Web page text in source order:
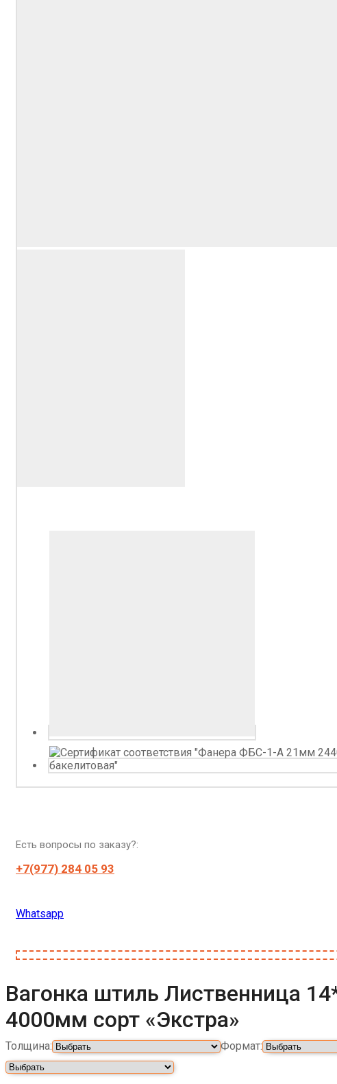
Есть вопросы по заказу?:
+7(977) 284 05 93
Whatsapp
Вагонка штиль Лиственница
4000мм сорт «Экстра»
Толщина: Формат: